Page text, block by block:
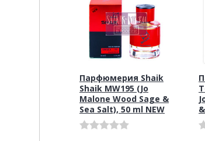
Парфюмерия Shaik
Shaik MW195 (Jo
Malone Wood Sage &
Sea Salt), 50 ml NEW